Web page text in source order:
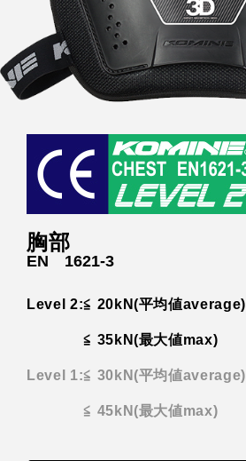
胸部
EN 1621-3
Level 2:≦ 20kN(平均値average)
≦ 35kN(最大値max)
Level 1:≦ 30kN (平均値average)
≦ 45kN (最大値max)